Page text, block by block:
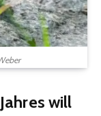
will